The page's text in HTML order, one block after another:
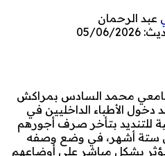
عبد الرحمان
2026
محمد السادس بمراكش
دخول الأطباء الداخليين في
للتنديد بتأخر صرف أجورهم
من ستة أشهر، في وضع وصفه
بشكل مباشر على أوضاعهم